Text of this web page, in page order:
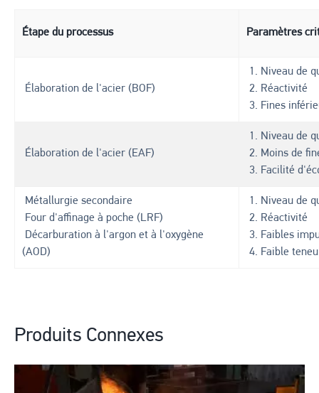
Étape du processus Paramètres
Élaboration de l'acier (BOF)
1. Niveau de
2. Réactivité
3. Fines
Élaboration de l'acier (EAF)
1. Niveau de
2. Moins de
3. Facilité
Métallurgie secondaire
Four d'affinage à poche (LRF)
Décarburation à l'argon et à l'oxygène
(AOD)
1. Niveau de
2. Réactivité
3. Faibles
4. Faible
Produits Connexes